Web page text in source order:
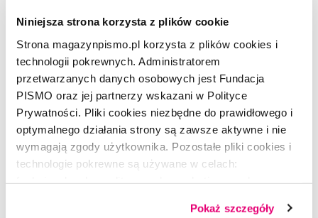
Niniejsza strona korzysta z plików cookie
Strona magazynpismo.pl korzysta z plików cookies i
technologii pokrewnych. Administratorem
przetwarzanych danych osobowych jest Fundacja
PISMO oraz jej partnerzy wskazani w Polityce
Prywatności. Pliki cookies niezbędne do prawidłowego i
optymalnego działania strony są zawsze aktywne i nie
wymagają zgody użytkownika. Pozostałe pliki cookies i
technologie pokrewne są używane w celach:
dobrowolną zgodę na pliki cookies i technologie
Pokaż szczegóły
REDAKCJA
OD REDAKCJI
Przedpremierowo udostępniamy
wydanie na czytniki!
REDAKCJA
OD REDAKCJI
Numer specjalny na Dzień
Kobiet